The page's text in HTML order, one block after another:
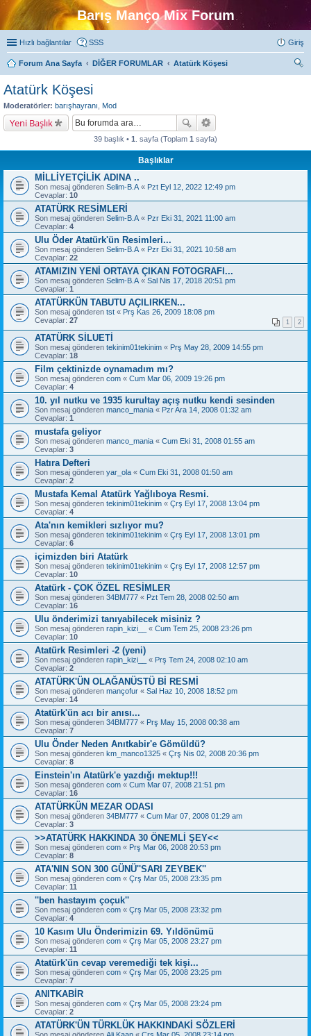
Barış Manço Mix Forum
Hızlı bağlantılar SSS Giriş
Forum Ana Sayfa DİĞER FORUMLAR
Atatürk Köşesi
Atatürk Köşesi
Moderatörler: barışhayranı Mod
Yeni Başlık
39 başlık • 1 . sayfa (Toplam 1 sayfa)
Başlıklar
MİLLİYETÇİLİK ADINA ..
Son mesaj gönderen Selim-B.A « Pzt Eyl 12, 2022 12:49 pm
Cevaplar: 10
ATATÜRK RESİMLERİ
Son mesaj gönderen Selim-B.A « Pzr Eki 31, 2021 11:00 am
Cevaplar: 4
Ulu Öder Atatürk'ün Resimleri...
Son mesaj gönderen Selim-B.A « Pzr Eki 31, 2021 10:58 am
Cevaplar: 22
ATAMIZIN YENİ ORTAYA ÇIKAN FOTOGRAFI...
Son mesaj gönderen Selim-B.A « Sal Nis 17, 2018 20:51 pm
Cevaplar: 1
ATATÜRKÜN TABUTU AÇILIRKEN...
Son mesaj gönderen tst « Prş Kas 26, 2009 18:08 pm
Cevaplar: 27 1 2
ATATÜRK SİLUETİ
Son mesaj gönderen tekinim01tekinim « Prş May 28, 2009 14:55 pm
Cevaplar: 18
Film çektinizde oynamadım mı?
Son mesaj gönderen com « Cum Mar 06, 2009 19:26 pm
Cevaplar: 4
10. yıl nutku ve 1935 kurultay açış nutku kendi sesinden
Son mesaj gönderen manco_mania « Pzr Ara 14, 2008 01:32 am
Cevaplar: 1
mustafa geliyor
Son mesaj gönderen manco_mania « Cum Eki 31, 2008 01:55 am
Cevaplar: 3
Hatıra Defteri
Son mesaj gönderen yar_ola « Cum Eki 31, 2008 01:50 am
Cevaplar: 2
Mustafa Kemal Atatürk Yağlıboya Resmi.
Son mesaj gönderen tekinim01tekinim « Çrş Eyl 17, 2008 13:04 pm
Cevaplar: 4
Ata'nın kemikleri sızlıyor mu?
Son mesaj gönderen tekinim01tekinim « Çrş Eyl 17, 2008 13:01 pm
Cevaplar: 6
içimizden biri Atatürk
Son mesaj gönderen tekinim01tekinim « Çrş Eyl 17, 2008 12:57 pm
Cevaplar: 10
Atatürk - ÇOK ÖZEL RESİMLER
Son mesaj gönderen 34BM777 « Pzt Tem 28, 2008 02:50 am
Cevaplar: 16
Ulu önderimizi tanıyabilecek misiniz ?
Son mesaj gönderen rapin_kizi__ « Cum Tem 25, 2008 23:26 pm
Cevaplar: 10
Atatürk Resimleri -2 (yeni)
Son mesaj gönderen rapin_kizi__ « Prş Tem 24, 2008 02:10 am
Cevaplar: 2
ATATÜRK'ÜN OLAĞANÜSTÜ Bİ RESMİ
Son mesaj gönderen mançofur « Sal Haz 10, 2008 18:52 pm
Cevaplar: 14
Atatürk'ün acı bir anısı...
Son mesaj gönderen 34BM777 « Prş May 15, 2008 00:38 am
Cevaplar: 7
Ulu Önder Neden Anıtkabir'e Gömüldü?
Son mesaj gönderen km_manco1325 « Çrş Nis 02, 2008 20:36 pm
Cevaplar: 8
Einstein'ın Atatürk'e yazdığı mektup!!!
Son mesaj gönderen com « Cum Mar 07, 2008 21:51 pm
Cevaplar: 16
ATATÜRKÜN MEZAR ODASI
Son mesaj gönderen 34BM777 « Cum Mar 07, 2008 01:29 am
Cevaplar: 3
>>ATATÜRK HAKKINDA 30 ÖNEMLİ ŞEY<<
Son mesaj gönderen com « Prş Mar 06, 2008 20:53 pm
Cevaplar: 8
ATA'NIN SON 300 GÜNÜ''SARI ZEYBEK''
Son mesaj gönderen com « Çrş Mar 05, 2008 23:35 pm
Cevaplar: 11
''ben hastayım çoçuk''
Son mesaj gönderen com « Çrş Mar 05, 2008 23:32 pm
Cevaplar: 4
10 Kasım Ulu Önderimizin 69. Yıldönümü
Son mesaj gönderen com « Çrş Mar 05, 2008 23:27 pm
Cevaplar: 11
Atatürk'ün cevap veremediği tek kişi...
Son mesaj gönderen com « Çrş Mar 05, 2008 23:25 pm
Cevaplar: 7
ANITKABİR
Son mesaj gönderen com « Çrş Mar 05, 2008 23:24 pm
Cevaplar: 2
ATATÜRK'ÜN TÜRKLÜK HAKKINDAKİ SÖZLERİ
Son mesaj gönderen Ali Kaan « Çrş Mar 05, 2008 23:14 pm